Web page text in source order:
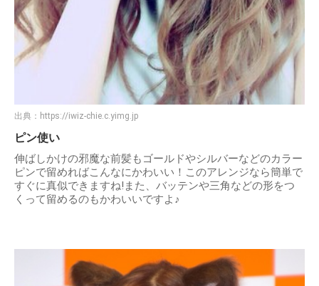
出典： https://iwiz-chie.c.yimg.jp
ピン使い
伸ばしかけの邪魔な前髪もゴールドやシルバーなどのカラー
ピンで留めればこんなにかわいい！このアレンジなら簡単で
すぐに真似できますね!また、バッテンや三角などの形をつ
くって留めるのもかわいいですよ♪